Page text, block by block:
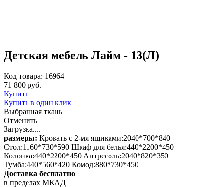
Детская мебель Лайм - 13(Л)
Код товара: 16964
71 800 руб.
Купить
Купить в один клик
Выбранная ткань
Отменить
Загрузка....
размеры: Кровать с 2-мя ящиками:2040*700*840
Стол:1160*730*590 Шкаф для белья:440*2200*450
Колонка:440*2200*450 Антресоль:2040*820*350
Тумба:440*560*420 Комод:880*730*450
Доставка бесплатно
в пределах МКАД